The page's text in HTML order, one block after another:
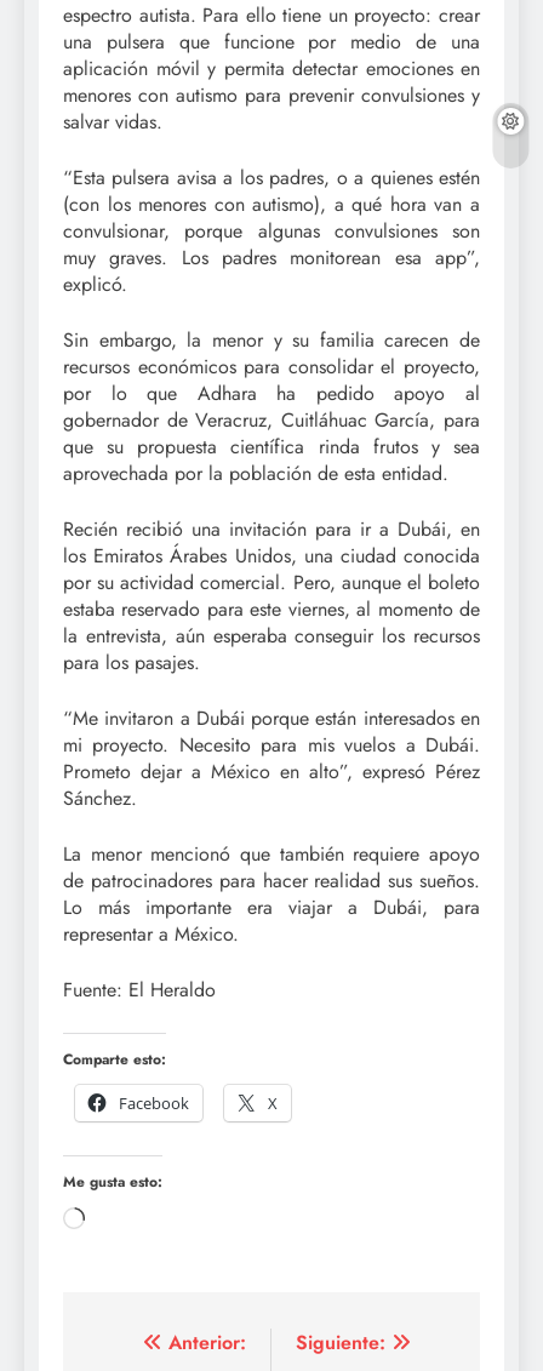
espectro autista. Para ello tiene un proyecto: crear
una pulsera que funcione por medio de una
aplicación móvil y permita detectar emociones en
menores con autismo para prevenir convulsiones y
salvar vidas.
“Esta pulsera avisa a los padres, o a quienes estén
(con los menores con autismo), a qué hora van a
convulsionar, porque algunas convulsiones son
muy graves. Los padres monitorean esa app”,
explicó.
Sin embargo, la menor y su familia carecen de
recursos económicos para consolidar el proyecto,
por lo que Adhara ha pedido apoyo al
gobernador de Veracruz, Cuitláhuac García, para
que su propuesta científica rinda frutos y sea
aprovechada por la población de esta entidad.
Recién recibió una invitación para ir a Dubái, en
los Emiratos Árabes Unidos, una ciudad conocida
por su actividad comercial. Pero, aunque el boleto
estaba reservado para este viernes, al momento de
la entrevista, aún esperaba conseguir los recursos
para los pasajes.
“Me invitaron a Dubái porque están interesados en
mi proyecto. Necesito para mis vuelos a Dubái.
Prometo dejar a México en alto”, expresó Pérez
Sánchez.
La menor mencionó que también requiere apoyo
de patrocinadores para hacer realidad sus sueños.
Lo más importante era viajar a Dubái, para
representar a México.
Fuente: El Heraldo
Comparte esto:
Facebook
X
Me gusta esto:
Cargando...
Navegación
Anterior:
Siguiente: